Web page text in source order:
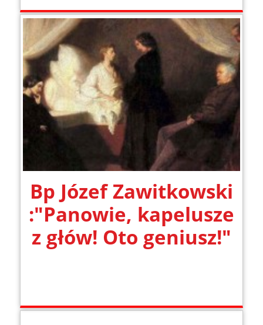
Bp Józef Zawitkowski
:"Panowie, kapelusze
z głów! Oto geniusz!"